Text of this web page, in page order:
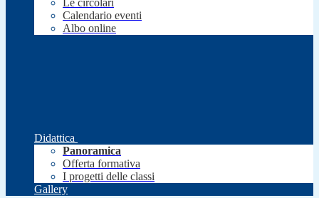
Le circolari
Calendario eventi
Albo online
Didattica
Panoramica
Offerta formativa
I progetti delle classi
Gallery